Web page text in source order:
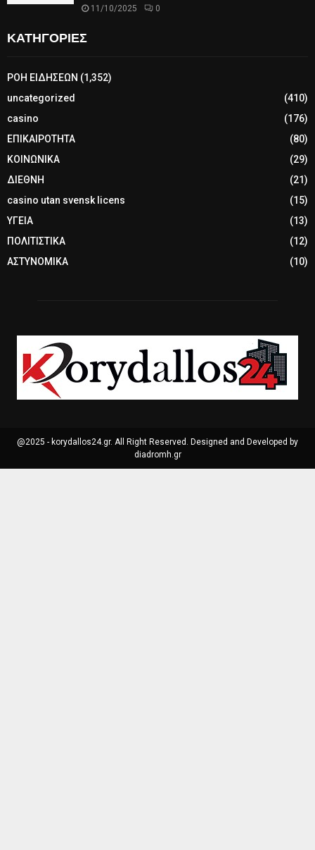
11/10/2025 0
ΚΑΤΗΓΟΡΙΕΣ
ΡΟΗ ΕΙΔΗΣΕΩΝ (1,352)
uncategorized
(410)
casino
(176)
ΕΠΙΚΑΙΡΟΤΗΤΑ
(80)
ΚΟΙΝΩΝΙΚΑ
(29)
ΔΙΕΘΝΗ
(21)
casino utan svensk licens
(15)
ΥΓΕΙΑ
(13)
ΠΟΛΙΤΙΣΤΙΚΑ
(12)
ΑΣΤΥΝΟΜΙΚΑ
(10)
@2025 - korydallos24.gr. All Right Reserved. Designed and Developed by
diadromh.gr